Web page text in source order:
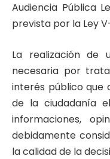
Audiencia Pública
prevista por la Ley
La realización de
necesaria por
interés público que
de la ciudadanía
informaciones,
debidamente
la calidad de la